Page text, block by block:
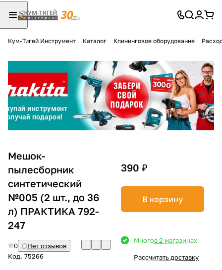
Кум-Тигей Инструмент Каталог Клининговое оборудование
Мешок-
пылесборник
синтетический
№005 (2 шт., до 36
л) ПРАКТИКА 792-
247
0
Нет отзывов
Код. 75266
390 ₽
В корзину
Многов 2 магазинах
Рассчитать доставку
Разбейте
оплатуна части
без переплат
График платежей
Сегодня
25%
Добавляйте товары
в корзину